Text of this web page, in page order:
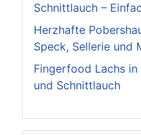
Schnittlauch –
Herzhafte
Speck, Sellerie und
Fingerfood Lachs
und Schnittlauch